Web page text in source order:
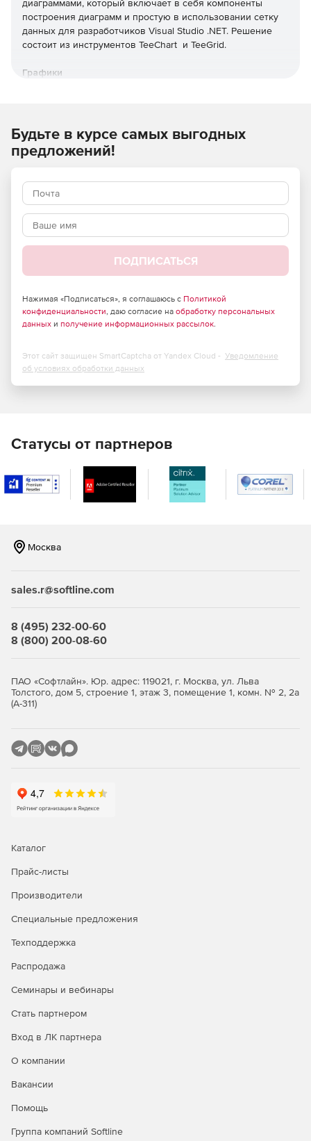
диаграммами, который включает в себя компоненты
построения диаграмм и простую в использовании сетку
данных для разработчиков Visual Studio .NET. Решение
состоит из инструментов TeeChart и TeeGrid.
Графики
представлениями, адаптивными, интерактивными и
полностью настраиваемыми.
Сетка
Легкая и полнофункциональная сетка данных. Набор
функций включает в себя такие опции, как сортировка,
группировка, фильтрация данных сетки, изменение
форматирования для настройки внешнего вида
Будьте в курсе самых выгодных
предложений!
ПОДПИСАТЬСЯ
Нажимая «Подписаться», я соглашаюсь с Политикой
конфиденциальности, даю согласие на обработку персональных
данных и получение информационных рассылок.
Этот сайт защищен SmartCaptcha от Yandex Cloud - Уведомление
об условиях обработки данных
Статусы от партнеров
Москва
sales.r@softline.com
8 (495) 232-00-60
8 (800) 200-08-60
ПАО «Софтлайн». Юр. адрес: 119021, г. Москва, ул. Льва
Толстого, дом 5, строение 1, этаж 3, помещение 1, комн. № 2, 2а
(А-311)
Каталог
Прайс-листы
Производители
Специальные предложения
Техподдержка
Распродажа
Семинары и вебинары
Стать партнером
Вход в ЛК партнера
О компании
Вакансии
Помощь
Группа компаний Softline